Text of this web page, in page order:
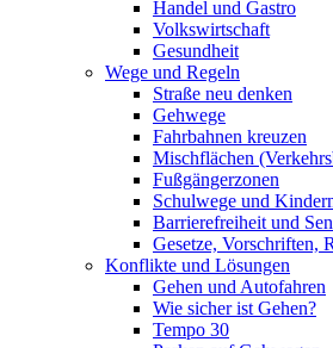
Handel und Gastro
Volkswirtschaft
Gesundheit
Wege und Regeln
Straße neu denken
Gehwege
Fahrbahnen kreuzen
Mischflächen
Fußgängerzonen
Schulwege und
Barrierefreiheit und
Gesetze, Vorschriften,
Konflikte und Lösungen
Gehen und Autofahren
Wie sicher ist Gehen?
Tempo 30